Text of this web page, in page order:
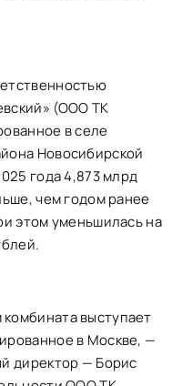
(ООО ТК
в селе
Новосибирской
года 4,873 млрд
чем годом ранее
этом уменьшилась на
выступает
в Москве, —
директор — Борис